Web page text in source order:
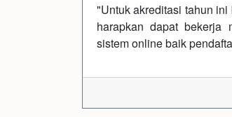
"Untuk akreditasi tahun
harapkan dapat bekerja
sistem online baik